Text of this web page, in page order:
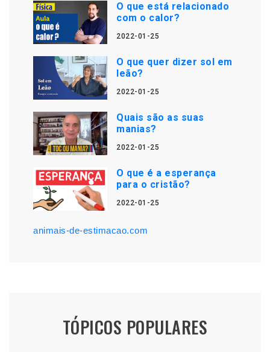
O que está relacionado
com o calor?
2022-01-25
O que quer dizer sol em
leão?
2022-01-25
Quais são as suas
manias?
2022-01-25
O que é a esperança
para o cristão?
2022-01-25
animais-de-estimacao.com
TÓPICOS POPULARES